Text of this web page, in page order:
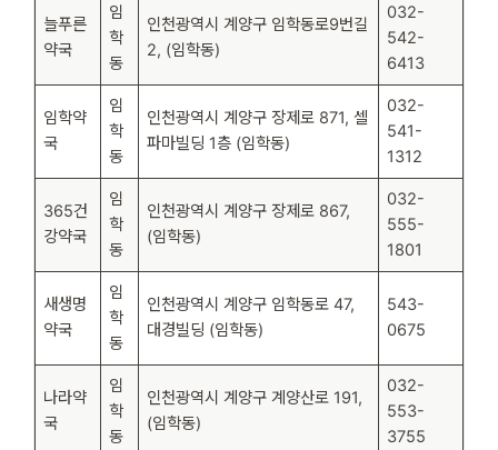
늘푸른
약국
임
학
동
인천광역시 계양구 임학동로9번길
2, (임학동)
032-
542-
6413
임학약
국
임
학
동
인천광역시 계양구 장제로 871, 셀
파마빌딩 1층 (임학동)
032-
541-
1312
365건
강약국
임
학
동
인천광역시 계양구 장제로 867,
(임학동)
032-
555-
1801
새생명
약국
임
학
동
인천광역시 계양구 임학동로 47,
대경빌딩 (임학동)
543-
0675
나라약
국
임
학
동
인천광역시 계양구 계양산로 191,
(임학동)
032-
553-
3755